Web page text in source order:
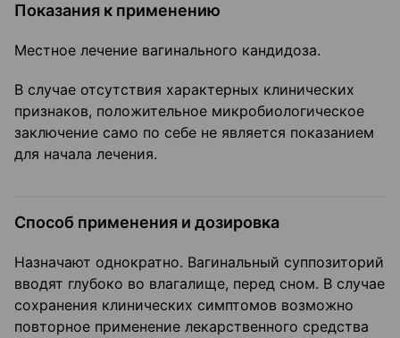
Показания к применению
Местное лечение вагинального кандидоза.
В случае отсутствия характерных клинических
признаков, положительное микробиологическое
заключение само по себе не является показанием
для начала лечения.
Способ применения и дозировка
Назначают однократно. Вагинальный суппозиторий
вводят глубоко во влагалище, перед сном. В случае
сохранения клинических симптомов возможно
повторное применение лекарственного средства